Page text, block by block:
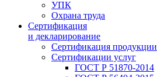
УПК
Охрана труда
Сертификация
и декларирование
Сертификация продукции
Сертификации услуг
ГОСТ Р 51870-2014